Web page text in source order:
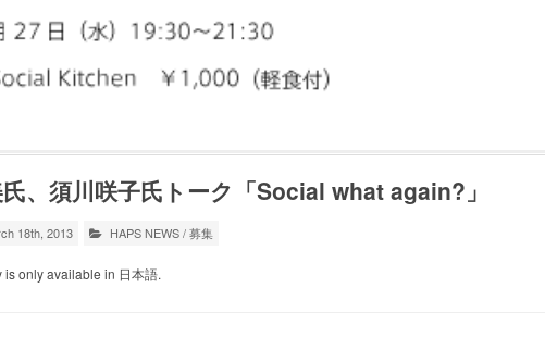
、須川咲子氏トーク「Social what again?」
18th, 2013 HAPS NEWS/募集
is only available in 日本語.